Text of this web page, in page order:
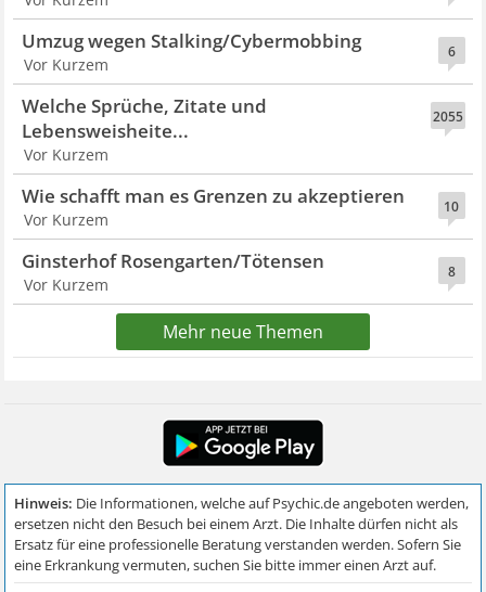
6
Umzug wegen Stalking/Cybermobbing
Vor Kurzem
2055
Welche Sprüche, Zitate und
Lebensweisheite...
Vor Kurzem
10
Wie schafft man es Grenzen zu akzeptieren
Vor Kurzem
8
Ginsterhof Rosengarten/Tötensen
Vor Kurzem
Mehr neue Themen